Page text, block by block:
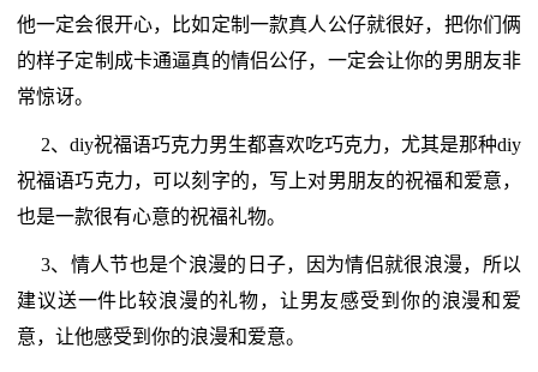
他一定会很开心，比如定制一款真人公仔就很好，把你们俩
的样子定制成卡通逼真的情侣公仔，一定会让你的男朋友非
常惊讶。
2、diy祝福语巧克力男生都喜欢吃巧克力，尤其是那种diy
祝福语巧克力，可以刻字的，写上对男朋友的祝福和爱意，
也是一款很有心意的祝福礼物。
3、情人节也是个浪漫的日子，因为情侣就很浪漫，所以
建议送一件比较浪漫的礼物，让男友感受到你的浪漫和爱
意，让他感受到你的浪漫和爱意。